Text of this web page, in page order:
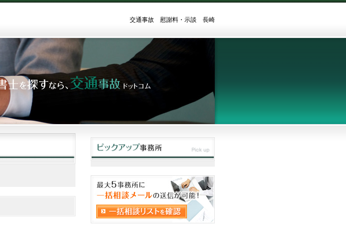
交通事故 慰謝料・示談 長崎